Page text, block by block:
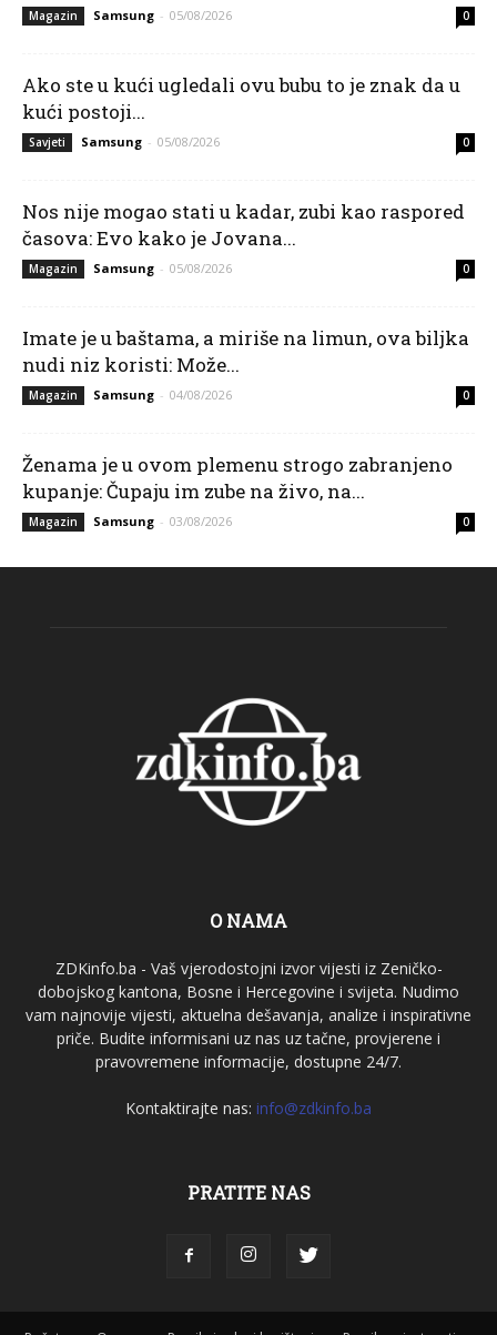
Magazin Samsung - 05/08/2026 0
Ako ste u kući ugledali ovu bubu to je znak da u
kući postoji...
Savjeti Samsung - 05/08/2026 0
Nos nije mogao stati u kadar, zubi kao raspored
časova: Evo kako je Jovana...
Magazin Samsung - 05/08/2026 0
Imate je u baštama, a miriše na limun, ova biljka
nudi niz koristi: Može...
Magazin Samsung - 04/08/2026 0
Ženama je u ovom plemenu strogo zabranjeno
kupanje: Čupaju im zube na živo, na...
Magazin Samsung - 03/08/2026 0
O NAMA
ZDKinfo.ba - Vaš vjerodostojni izvor vijesti iz Zeničko-
dobojskog kantona, Bosne i Hercegovine i svijeta. Nudimo
vam najnovije vijesti, aktuelna dešavanja, analize i inspirativne
priče. Budite informisani uz nas uz tačne, provjerene i
pravovremene informacije, dostupne 24/7.
Kontaktirajte nas: info@zdkinfo.ba
PRATITE NAS